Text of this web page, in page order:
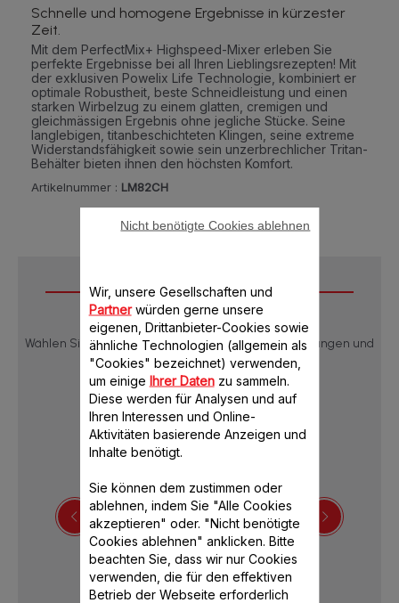
Schnelle und homogene Ergebnisse in kürzester
Zeit.
Mit dem PerfectMix+ Highspeed-Mixer erleben Sie
perfekte Ergebnisse bei all Ihren Lieblingsrezepten! Mit
der exklusiven Powelix Life Technologie, kombiniert er
optimale Robustheit, beste Schneidleistung und einen
starken Wirbelzug zu einem glatten, cremigen und
gleichmässigen Ergebnis ohne jegliche Stücke. Seine
langlebigen, titanbeschichteten Klingen, seine extreme
Widerstandsfähigkeit sowie sein unzerbrechlicher Tritan-
Behälter bieten ihnen den höchsten Komfort.
Artikelnummer : LM82CH
Downloads
Wählen Sie eine Sprache, um die Produktbeschreibungen und
Bedienungsanleitungen anzuzeigen:
Bedienungsanleitung
Wir, unsere Gesellschaften und
Partnerwürden gerne unsere
eigenen, Drittanbieter-Cookies sowie
ähnliche Technologien (allgemein als
"Cookies" bezeichnet) verwenden,
um einige Ihrer Datenzu sammeln.
Diese werden für Analysen und auf
Ihren Interessen und Online-
Aktivitäten basierende Anzeigen und
Inhalte benötigt.
Sie können dem zustimmen oder
ablehnen, indem Sie "Alle Cookies
akzeptieren" oder. "Nicht benötigte
Cookies ablehnen" anklicken. Bitte
beachten Sie, dass wir nur Cookies
verwenden, die für den effektiven
Betrieb der Webseite erforderlich
Nicht benötigte Cookies ablehnen